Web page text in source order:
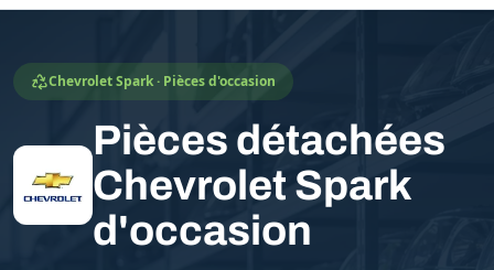
Chevrolet Spark · Pièces d'occasion
Pièces détachées
Chevrolet Spark
d'occasion